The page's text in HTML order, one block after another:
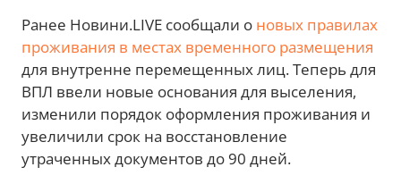
Ранее Новини.LIVE сообщали о новых правилах
проживания в местах временного размещения
для внутренне перемещенных лиц. Теперь для
ВПЛ ввели новые основания для выселения,
изменили порядок оформления проживания и
увеличили срок на восстановление
утраченных документов до 90 дней.